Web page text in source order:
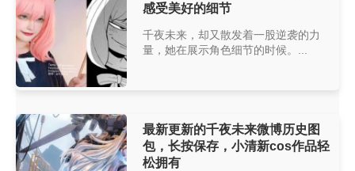
感受美好的细节
千夜未来，却又散发着一股逆袭的力
量，她在展示角色细节的时候。...
最新更新的千夜未来微博历史图
包，长按保存，小清新cos作品轻
松拥有